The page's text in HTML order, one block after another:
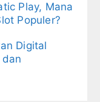
Play, Mana
Populer?
Digital